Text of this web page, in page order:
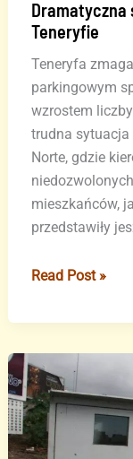
Teneryfie
Teneryfa
parkingowym
wzrostem
trudna
Norte, gdzie
mieszkańców,
przedstawiły
Dramatyczna
parkingowa
Teneryfie
Read Post »